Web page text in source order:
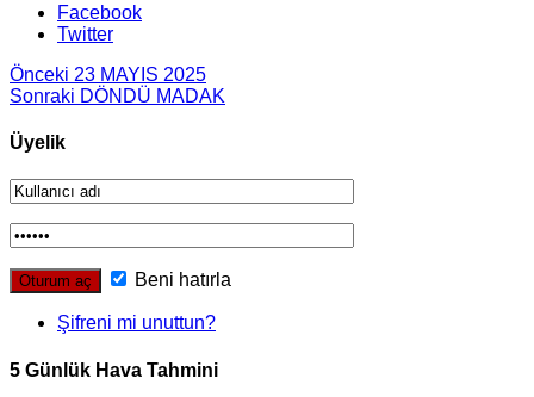
Facebook
Twitter
Önceki 23 MAYIS 2025
Sonraki DÖNDÜ MADAK
Üyelik
Beni hatırla
Şifreni mi unuttun?
5 Günlük Hava Tahmini